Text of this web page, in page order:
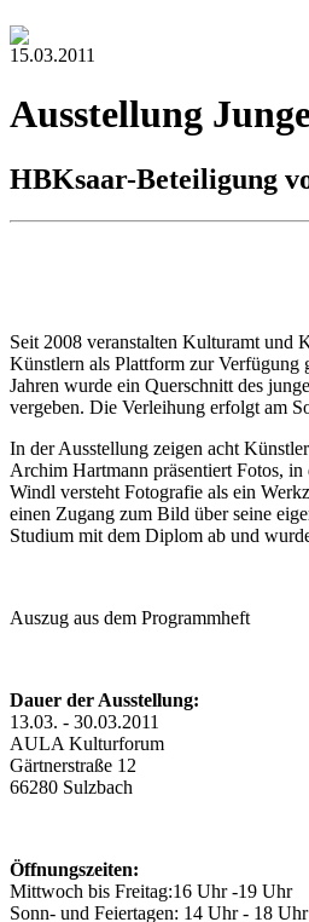
15.03.2011
Ausstellung
HBKsaar-Beteiligung
Seit 2008 veranstalten Kulturamt und
Künstlern als Plattform zur Verfügung
Jahren wurde ein Querschnitt des
vergeben. Die Verleihung erfolgt am
In der Ausstellung zeigen acht
Archim Hartmann präsentiert Fotos,
Windl versteht Fotografie als ein
einen Zugang zum Bild über seine
Studium mit dem Diplom ab und
Auszug aus dem Programmheft
Dauer der Ausstellung:
13.03. - 30.03.2011
AULA Kulturforum
Gärtnerstraße 12
66280 Sulzbach
Öffnungszeiten:
Mittwoch bis Freitag:16 Uhr -19 Uhr
Sonn- und Feiertagen: 14 Uhr - 18 Uhr